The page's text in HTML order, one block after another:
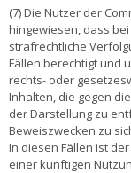
(7) Die Nutzer der
hingewiesen, dass
strafrechtliche
Fällen berechtigt und
rechts- oder
Inhalten, die gegen
der Darstellung zu
Beweiszwecken zu
In diesen Fällen ist
einer künftigen